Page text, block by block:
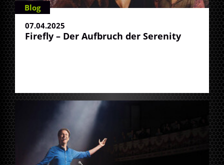
Blog
07.04.2025
Firefly – Der Aufbruch der Serenity